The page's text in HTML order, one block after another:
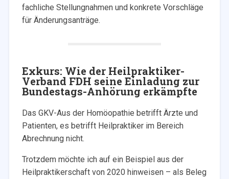
fachliche Stellungnahmen und konkrete Vorschläge
für Änderungsanträge.
Exkurs: Wie der Heilpraktiker-
Verband FDH seine Einladung zur
Bundestags-Anhörung erkämpfte
Das GKV-Aus der Homöopathie betrifft Ärzte und
Patienten, es betrifft Heilpraktiker im Bereich
Abrechnung nicht.
Trotzdem möchte ich auf ein Beispiel aus der
Heilpraktikerschaft von 2020 hinweisen – als Beleg